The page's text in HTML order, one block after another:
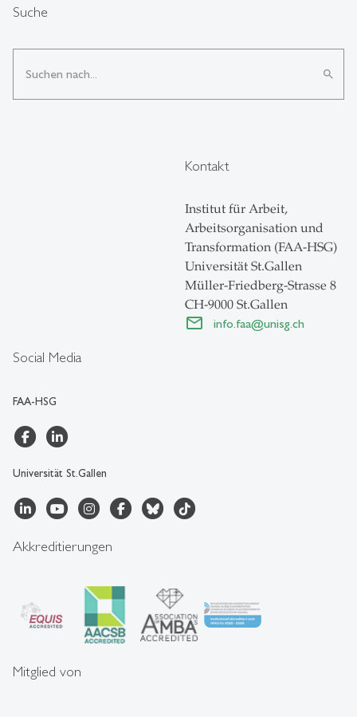
Suche
search
Social Media
FAA-HSG
Universität St.Gallen
Kontakt
Institut für Arbeit,
Arbeitsorganisation und
Transformation (FAA-HSG)
Universität St.Gallen
Müller-Friedberg-Strasse 8
CH-9000 St.Gallen
info.faa@unisg.ch
Akkreditierungen
Mitglied von